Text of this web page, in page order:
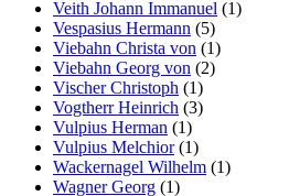
Veith Johann Immanuel (1)
Vespasius Hermann (5)
Viebahn Christa von (1)
Viebahn Georg von (2)
Vischer Christoph (1)
Vogtherr Heinrich (3)
Vulpius Herman (1)
Vulpius Melchior(1)
Wackernagel Wilhelm (1)
Wagner Georg (1)